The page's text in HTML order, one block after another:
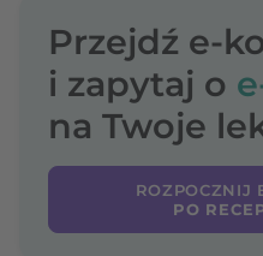
Przejdź e-
i zapytaj o
na Twoje
ROZPOCZNIJ
PO